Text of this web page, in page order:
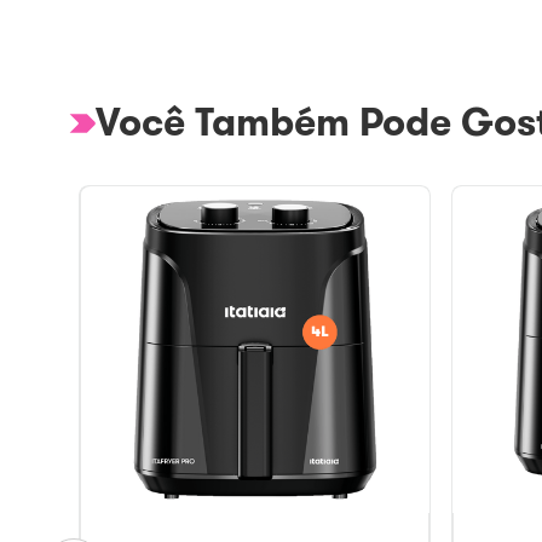
Você Também Pode